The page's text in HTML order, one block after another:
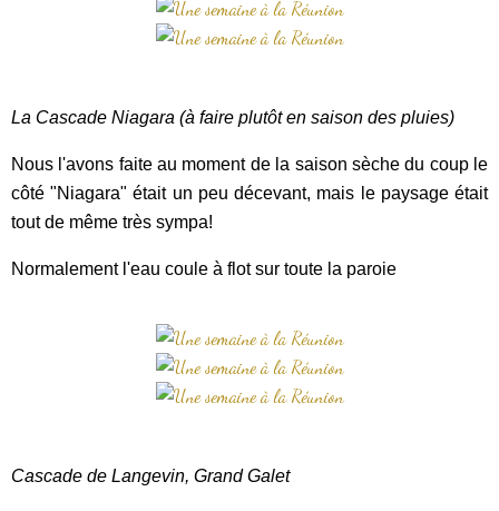
La Cascade Niagara (à faire plutôt en saison des pluies)
Nous l'avons faite au moment de la saison sèche du coup le
côté "Niagara" était un peu décevant, mais le paysage était
tout de même très sympa!
Normalement l'eau coule à flot sur toute la paroie
Cascade de Langevin, Grand Galet